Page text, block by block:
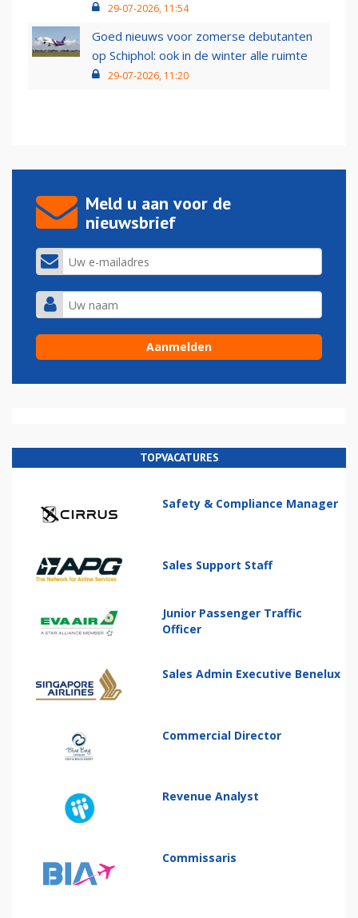
29-07-2026, 11:54
Goed nieuws voor zomerse debutanten
op Schiphol: ook in de winter alle ruimte
29-07-2026, 11:20
Meld u aan voor de
nieuwsbrief
TOPVACATURES
Safety & Compliance Manager
Sales Support Staff
Junior Passenger Traffic
Officer
Sales Admin Executive Benelux
Commercial Director
Revenue Analyst
Commissaris